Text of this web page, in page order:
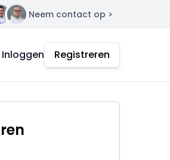
Neem contact op >
Inloggen Registreren